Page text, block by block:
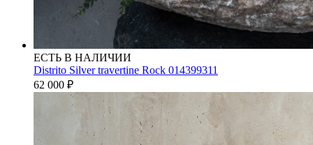
ЕСТЬ В НАЛИЧИИ
Distrito Silver travertine Rock 014399311
62 000 ₽